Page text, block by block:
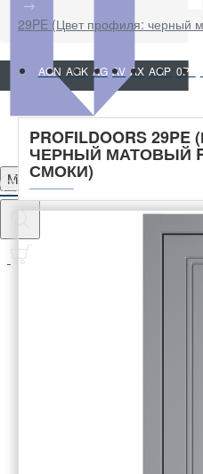
Menu
0
29PE (Цвет профиля: черный
AGN AGK AG AV AX AGP 0PA
PROFILDOORS
ЧЕРНЫЙ МАТОВЫЙ
СМОКИ)